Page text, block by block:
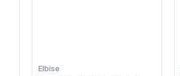
Elbise